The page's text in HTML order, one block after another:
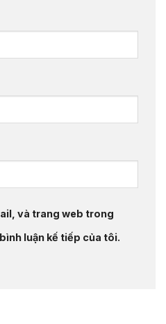
và trang web trong
luận kế tiếp của tôi.